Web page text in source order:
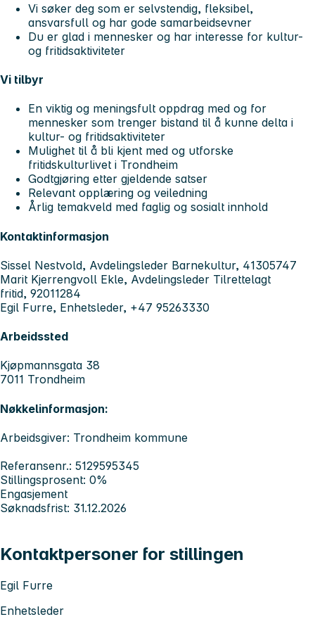
Vi søker deg som er selvstendig, fleksibel,
ansvarsfull og har gode samarbeidsevner
Du er glad i mennesker og har interesse for kultur-
og fritidsaktiviteter
Vi tilbyr
En viktig og meningsfult oppdrag med og for
mennesker som trenger bistand til å kunne delta i
kultur- og fritidsaktiviteter
Mulighet til å bli kjent med og utforske
fritidskulturlivet i Trondheim
Godtgjøring etter gjeldende satser
Relevant opplæring og veiledning
Årlig temakveld med faglig og sosialt innhold
Kontaktinformasjon
Sissel Nestvold, Avdelingsleder Barnekultur, 41305747
Marit Kjerrengvoll Ekle, Avdelingsleder Tilrettelagt
fritid, 92011284
Egil Furre, Enhetsleder, +47 95263330
Arbeidssted
Kjøpmannsgata 38
7011 Trondheim
Nøkkelinformasjon:
Arbeidsgiver: Trondheim kommune
Referansenr.: 5129595345
Stillingsprosent: 0%
Engasjement
Søknadsfrist: 31.12.2026
Kontaktpersoner for stillingen
Egil Furre
Enhetsleder